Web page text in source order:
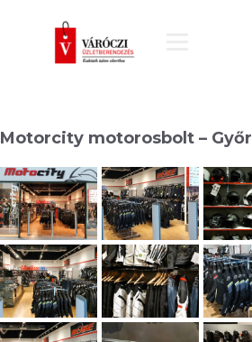
Motorcity motorosbolt – Győr